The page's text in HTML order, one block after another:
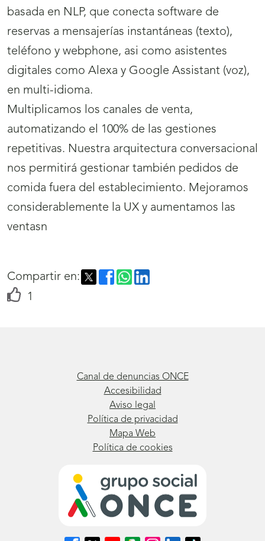
basada en NLP, que conecta software de
reservas a mensajerías instantáneas (texto),
teléfono y webphone, asi como asistentes
digitales como Alexa y Google Assistant (voz),
en multi-idioma.
Multiplicamos los canales de venta,
automatizando el 100% de las gestiones
repetitivas. Nuestra arquitectura conversacional
nos permitirá gestionar también pedidos de
comida fuera del establecimiento. Mejoramos
considerablemente la UX y aumentamos las
ventasn
Compartir en:
1
Canal de denuncias ONCE
Accesibilidad
Aviso legal
Política de privacidad
Mapa Web
Política de cookies